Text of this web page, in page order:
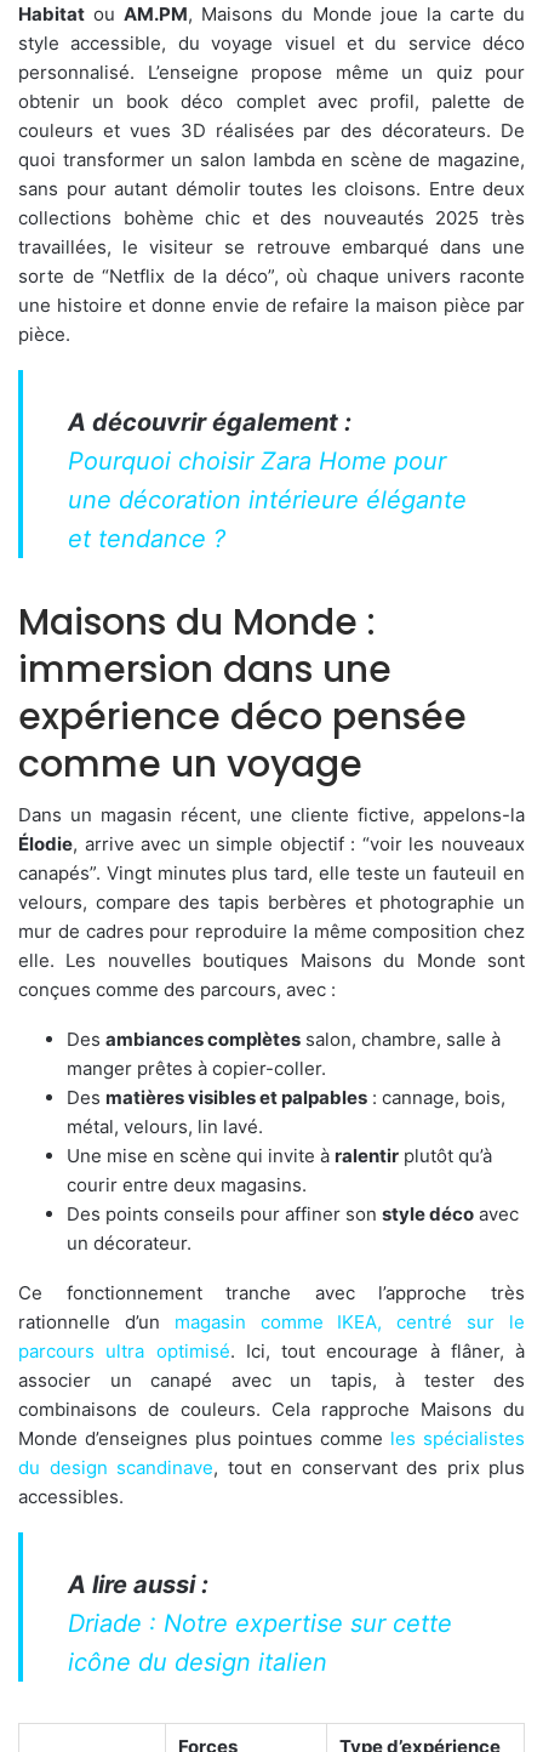
Habitat ouAM.PM, Maisons du Monde joue la carte du
style accessible, du voyage visuel et du service déco
personnalisé. L’enseigne propose même un quiz pour
obtenir un book déco complet avec profil, palette de
couleurs et vues 3D réalisées par des décorateurs. De
quoi transformer un salon lambda en scène de magazine,
sans pour autant démolir toutes les cloisons. Entre deux
collections bohème chic et des nouveautés 2025 très
travaillées, le visiteur se retrouve embarqué dans une
sorte de “Netflix de la déco”, où chaque univers raconte
une histoire et donne envie de refaire la maison pièce par
pièce.
A découvrir également :
Pourquoi choisir Zara Home pour
une décoration intérieure élégante
et tendance ?
Maisons du Monde :
immersion dans une
expérience déco pensée
comme un voyage
Dans un magasin récent, une cliente fictive, appelons-la
Élodie, arrive avec un simple objectif : “voir les nouveaux
canapés”. Vingt minutes plus tard, elle teste un fauteuil en
velours, compare des tapis berbères et photographie un
mur de cadres pour reproduire la même composition chez
elle. Les nouvelles boutiques Maisons du Monde sont
conçues comme des parcours, avec :
Des ambiances complètes salon, chambre, salle à
manger prêtes à copier-coller.
Des matières visibles et palpables : cannage, bois,
métal, velours, lin lavé.
Une mise en scène qui invite à ralentir plutôt qu’à
courir entre deux magasins.
Des points conseils pour affiner son style déco avec
un décorateur.
Ce fonctionnement tranche avec l’approche très
rationnelle d’un magasin comme IKEA, centré sur le
parcours ultra optimisé. Ici, tout encourage à flâner, à
associer un canapé avec un tapis, à tester des
combinaisons de couleurs. Cela rapproche Maisons du
Monde d’enseignes plus pointues comme les spécialistes
du design scandinave, tout en conservant des prix plus
accessibles.
A lire aussi :
Driade : Notre expertise sur cette
icône du design italien
Forces Type d’expérience